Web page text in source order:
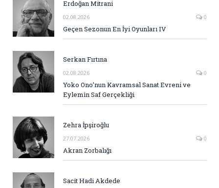
Erdoğan Mitrani
02.08.2026 0
Geçen Sezonun En İyi Oyunları IV
Serkan Fırtına
02.08.2026 0
Yoko Ono’nun Kavramsal Sanat Evreni ve
Eylemin Saf Gerçekliği
Zehra İpşiroğlu
27.07.2026 0
Akran Zorbalığı
Sacit Hadi Akdede